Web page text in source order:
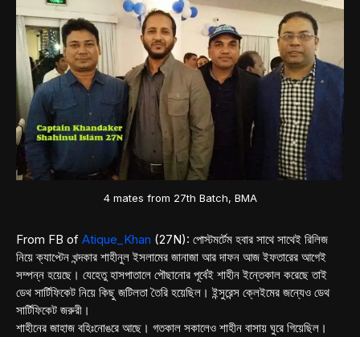
4 mates from 27th Batch, BMA
From FB of Atique_Khan (27N): পোস্টমর্টেম হবার সাথে সাথেই রিলিজ
নিয়ে ক্যাপ্টেন খন্দকার শাহীনুল ইসলামের জানাজা আর দাফন আজ ইফতারের আগেই
সম্পন্ন হয়েছে। যেহেতু হাসপাতালে পৌছানোর পূর্বেই শাহীন ইন্তেকাল করেছে তাই
ডেথ সার্টিফিকেট নিয়ে কিছু জটিলতা তৈরি হয়েছিল। ইন্সুরেন্স ক্লেইমের জন্যেও ডেথ
সার্টিফিকেট জরুরী।
শাহীনের জাহাজ বহিঃনোঙরে আছে। গতকাল সকালেও শাহীন বাসায় ঘুরে গিয়েছিল।